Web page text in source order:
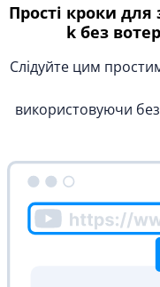
Прості кроки
k без
Слідуйте цим
використовуючи